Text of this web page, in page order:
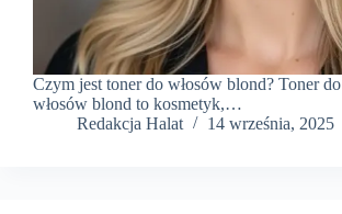
Czym jest toner do włosów blond? Toner do
włosów blond to kosmetyk,…
Redakcja Halat
14 września, 2025